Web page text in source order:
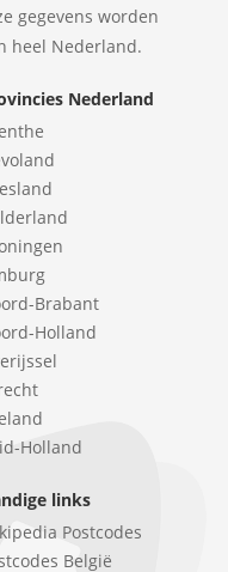
gegevens worden
heel Nederland.
Nederland
Brabant
Holland
Holland
links
Postcodes
België